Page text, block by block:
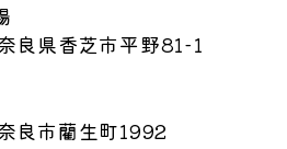
良県香芝市平野81-1
良市藺生町1992